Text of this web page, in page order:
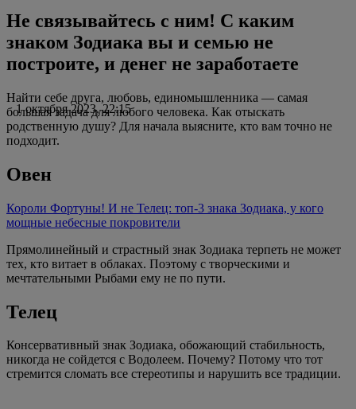
Не связывайтесь с ним! С каким
знаком Зодиака вы и семью не
построите, и денег не заработаете
1 октября 2023, 22:15
Найти себе друга, любовь, единомышленника — самая
большая задача для любого человека. Как отыскать
родственную душу? Для начала выясните, кто вам точно не
подходит.
Овен
Короли Фортуны! И не Телец: топ-3 знака Зодиака, у кого
мощные небесные покровители
Прямолинейный и страстный знак Зодиака терпеть не может
тех, кто витает в облаках. Поэтому с творческими и
мечтательными Рыбами ему не по пути.
Телец
Консервативный знак Зодиака, обожающий стабильность,
никогда не сойдется с Водолеем. Почему? Потому что тот
стремится сломать все стереотипы и нарушить все традиции.